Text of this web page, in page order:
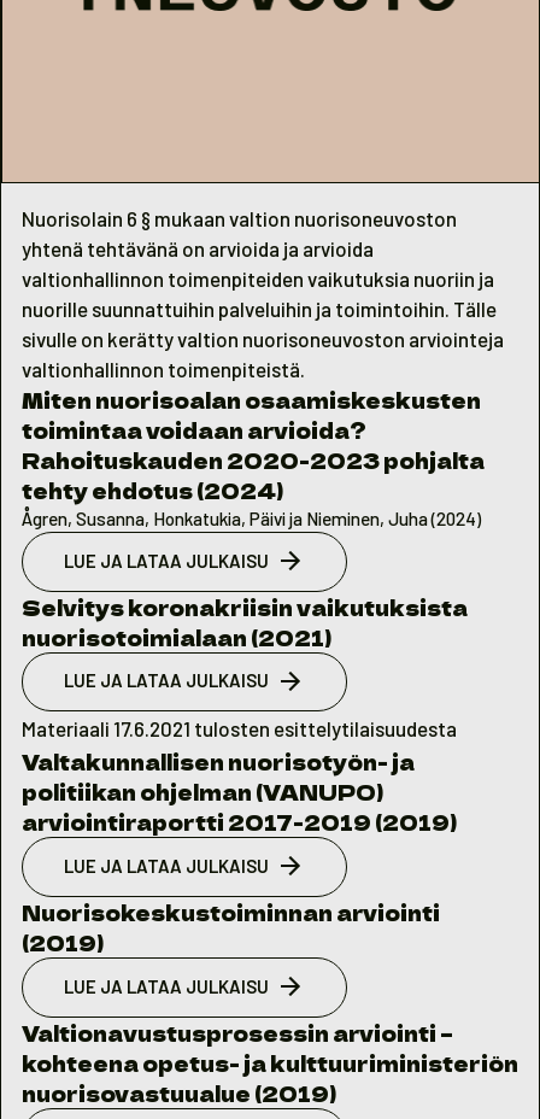
Nuorisolain 6 § mukaan valtion nuorisoneuvoston
yhtenä tehtävänä on arvioida ja arvioida
valtionhallinnon toimenpiteiden vaikutuksia nuoriin ja
nuorille suunnattuihin palveluihin ja toimintoihin. Tälle
sivulle on kerätty valtion nuorisoneuvoston arviointeja
valtionhallinnon toimenpiteistä.
Miten nuorisoalan osaamiskeskusten
toimintaa voidaan arvioida?
Rahoituskauden 2020-2023 pohjalta
tehty ehdotus (2024)
Ågren, Susanna, Honkatukia, Päivi ja Nieminen, Juha (2024)
LUE JA LATAA JULKAISU
Selvitys koronakriisin vaikutuksista
nuorisotoimialaan (2021)
LUE JA LATAA JULKAISU
Materiaali 17.6.2021 tulosten esittelytilaisuudesta
Valtakunnallisen nuorisotyön- ja
politiikan ohjelman (VANUPO)
arviointiraportti 2017-2019 (2019)
LUE JA LATAA JULKAISU
Nuorisokeskustoiminnan arviointi
(2019)
LUE JA LATAA JULKAISU
Valtionavustusprosessin arviointi –
kohteena opetus- ja kulttuuriministeriön
nuorisovastuualue (2019)